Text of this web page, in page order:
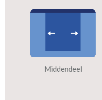
Middendeel